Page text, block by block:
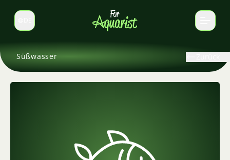
Sprache wechseln
Süßwasser